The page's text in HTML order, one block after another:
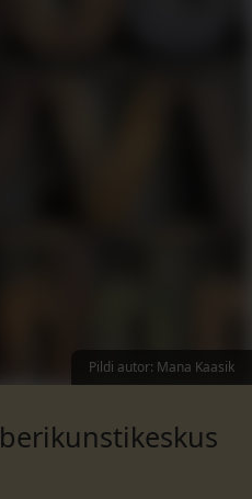
Pildi autor: Mana Kaasik